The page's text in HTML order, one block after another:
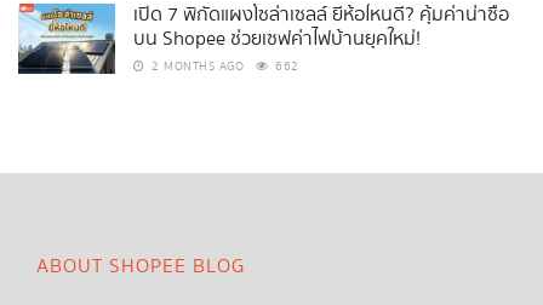
เปิด 7 พิกัดแผงโซล่าเซลล์ ยี่ห้อไหนดี? คุ้มค่าน่าซื้อ
บน Shopee ช่วยเซฟค่าไฟบ้านยุคใหม่!
2 MONTHS AGO 662
ABOUT SHOPEE BLOG